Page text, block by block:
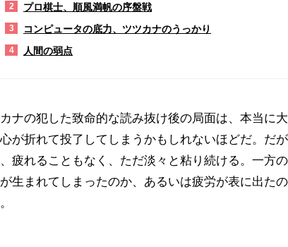
2 プロ棋士、順風満帆の序盤戦
3 コンピュータの底力、ツツカナのうっかり
4 人間の弱点
ナの犯した致命的な読み抜け後の局面は、本当に
が折れて投了してしまうかもしれないほどだ。だ
疲れることもなく、ただ淡々と粘り続ける。一方
生まれてしまったのか、あるいは疲労が表に出た